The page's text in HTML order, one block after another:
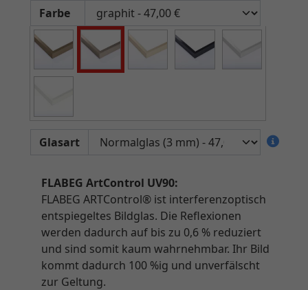
Farbe
Glasart
FLABEG ArtControl UV90:
FLABEG ARTControl® ist interferenzoptisch
entspiegeltes Bildglas. Die Reflexionen
werden dadurch auf bis zu 0,6 % reduziert
und sind somit kaum wahrnehmbar. Ihr Bild
kommt dadurch 100 %ig und unverfälscht
zur Geltung.